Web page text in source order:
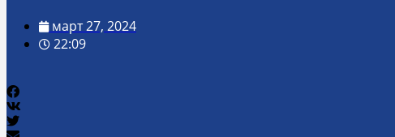
март 27, 2024
22:09